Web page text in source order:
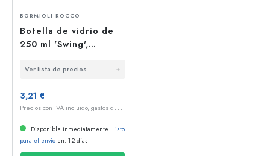
BORMIOLI ROCCO
Botella de vidrio de
250 ml 'Swing',
de palanca
Ver lista de precios
3,21 €
P
recios con IVA incluido, gastos de envío excluidos
Disponible inmediatamente. Listo
para el envío en: 1-2 días